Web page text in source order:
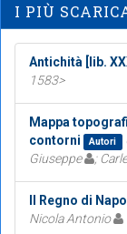
I PIÙ
Antichità [lib.
1583>
Mappa
contorni
Autori
Giuseppe
;
Il Regno di
Nicola Antonio